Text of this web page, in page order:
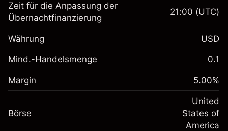
Margin. Ihre Investition
$1,000.00
Anpassung der
Übernachtfinanzierung
fremdfinanzierten
(-$4.31)
~$20,000.00
Margin. Ihre Investition
$1,000.00
Anpassung der
-0.000654
%
(-$0.13)
Zeit für die Anpassung der
Übernachtfinanzierung
21:00 (UTC)
Währung USD
Mind.-Handelsmenge 0.1
Margin 5.00%
Börse
United
States of
America